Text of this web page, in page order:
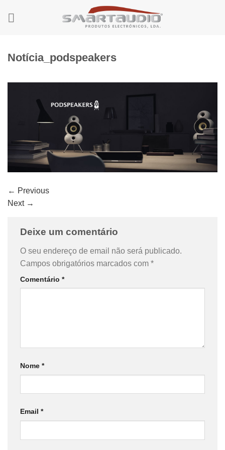
Notícia_podspeakers
← Previous
Next →
Deixe um comentário
O seu endereço de email não será publicado.
Campos obrigatórios marcados com *
Comentário *
Nome *
Email *